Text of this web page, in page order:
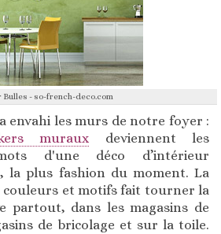
Bulles - so-french-deco.com
envahi les murs de notre foyer :
muraux deviennent les
d'une déco d’intérieur
la plus fashion du moment. La
couleurs et motifs fait tourner la
partout, dans les magasins de
de bricolage et sur la toile.